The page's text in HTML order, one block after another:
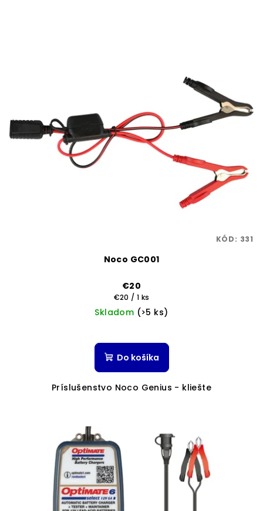
Noco GC001
€20
Jednotková
cena:
€20 / 1 ks
Skladom (>5 ks)
Do košíka
Príslušenstvo Noco Genius - kliešte
KÓD: 331